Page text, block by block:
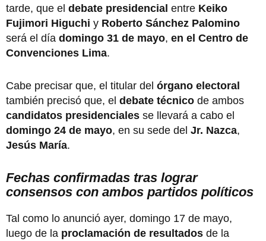
tarde, que el debate presidencial entre Keiko
Fujimori Higuchi y Roberto Sánchez Palomino
será el día domingo 31 de mayo, en el Centro de
Convenciones Lima.
Cabe precisar que, el titular del órgano electoral
también precisó que, el debate técnico de ambos
candidatos presidenciales se llevará a cabo el
domingo 24 de mayo, en su sede del Jr. Nazca,
Jesús María.
Fechas confirmadas tras lograr
consensos con ambos partidos políticos
Tal como lo anunció ayer, domingo 17 de mayo,
luego de la proclamación de resultados de la